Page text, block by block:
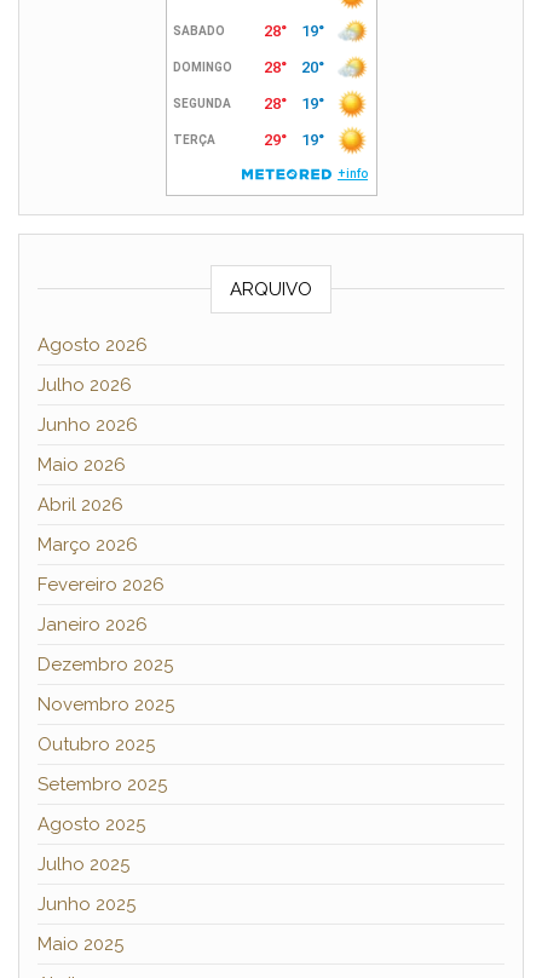
ARQUIVO
Agosto 2026
Julho 2026
Junho 2026
Maio 2026
Abril 2026
Março 2026
Fevereiro 2026
Janeiro 2026
Dezembro 2025
Novembro 2025
Outubro 2025
Setembro 2025
Agosto 2025
Julho 2025
Junho 2025
Maio 2025